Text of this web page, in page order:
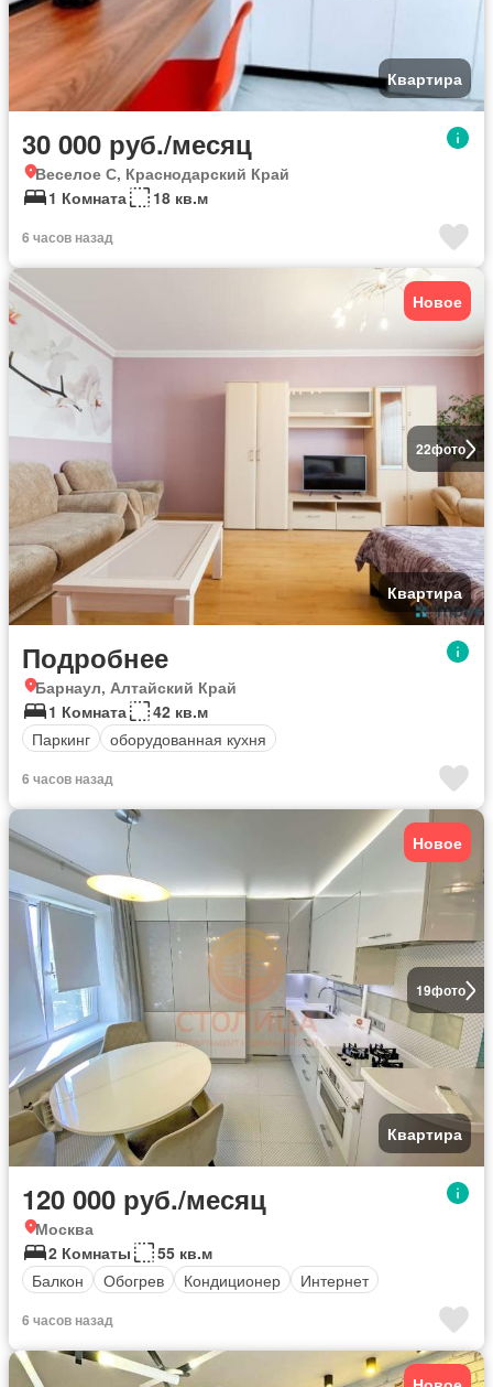
Квартира
30 000 руб./месяц
Веселое С, Краснодарский Край
1 Комната
18 кв.м
6 часов назад
22фото
Новое
Квартира
Подробнее
Барнаул, Алтайский Край
1 Комната
42 кв.м
Паркинг
оборудованная кухня
6 часов назад
19фото
Новое
Квартира
120 000 руб./месяц
Москва
2 Комнаты
55 кв.м
Балкон
Обогрев Кондиционер Интернет
6 часов назад